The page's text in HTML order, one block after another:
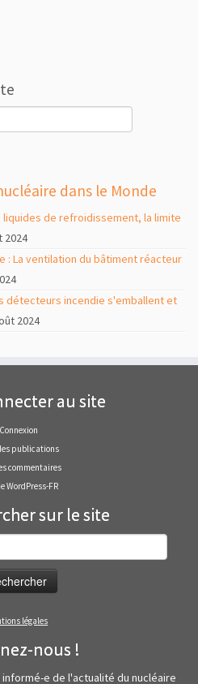
dans le Monde
liquides de refroidissement, la limite
2024
: La ventilation du bâtiment réacteur
détecteurs incendie s'emballent et
2024
au site
Connexion
publications
commentaires
WordPress-FR
sur le site
légales
nous !
e de l'actualité du nucléaire